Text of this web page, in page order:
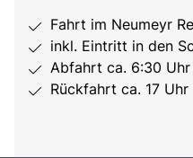
Fahrt im Neumeyr
inkl. Eintritt in den
Abfahrt ca. 6:30 Uhr
Rückfahrt ca. 17 Uhr